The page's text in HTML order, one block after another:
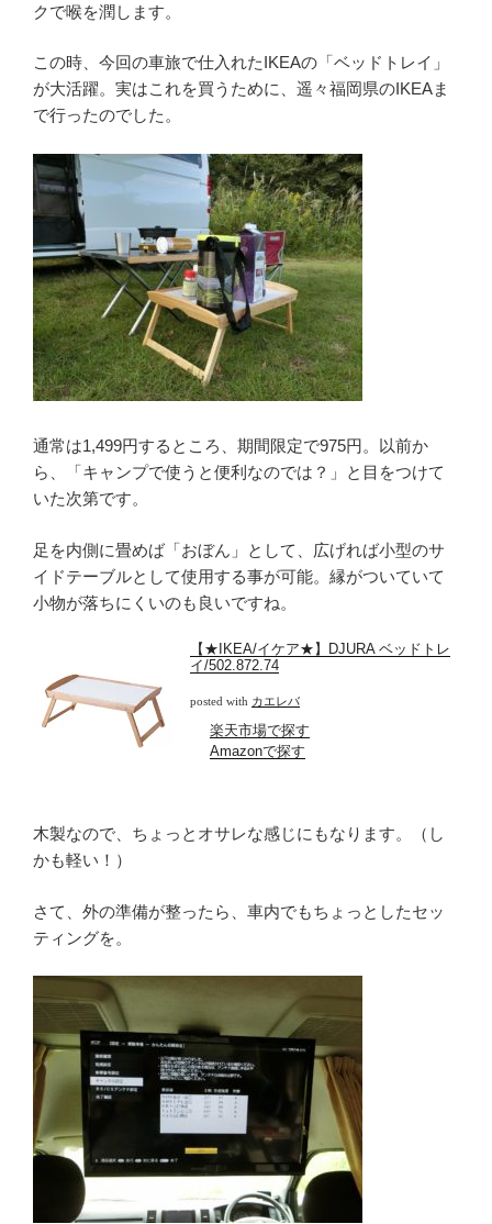
クで喉を潤します。
この時、今回の車旅で仕入れたIKEAの「ベッドトレイ」
が大活躍。実はこれを買うために、遥々福岡県のIKEAま
で行ったのでした。
通常は1,499円するところ、期間限定で975円。以前か
ら、「キャンプで使うと便利なのでは？」と目をつけて
いた次第です。
足を内側に畳めば「おぼん」として、広げれば小型のサ
イドテーブルとして使用する事が可能。縁がついていて
小物が落ちにくいのも良いですね。
【★IKEA/イケア★】DJURA ベッドトレ
イ/502.872.74
posted with カエレバ
楽天市場で探す
Amazonで探す
木製なので、ちょっとオサレな感じにもなります。（し
かも軽い！）
さて、外の準備が整ったら、車内でもちょっとしたセッ
ティングを。